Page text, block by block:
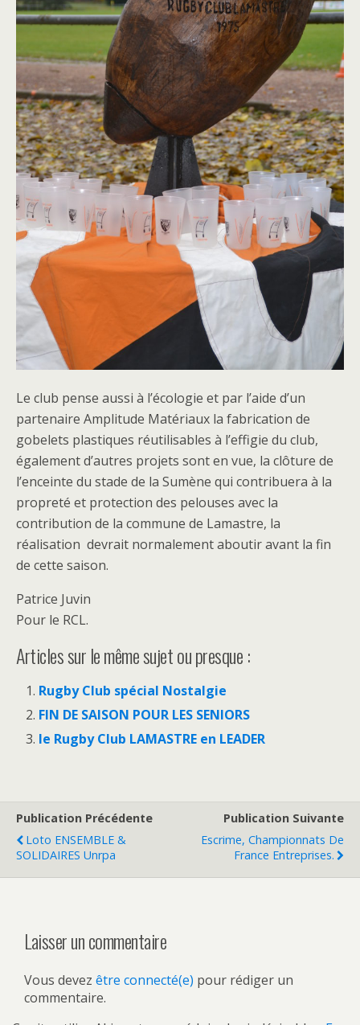
Le club pense aussi à l’écologie et par l’aide d’un
partenaire Amplitude Matériaux la fabrication de
gobelets plastiques réutilisables à l’effigie du club,
également d’autres projets sont en vue, la clôture de
l’enceinte du stade de la Sumène qui contribuera à la
propreté et protection des pelouses avec la
contribution de la commune de Lamastre, la
réalisation devrait normalement aboutir avant la fin
de cette saison.
Patrice Juvin
Pour le RCL.
Articles sur le même sujet ou presque :
Rugby Club spécial Nostalgie
FIN DE SAISON POUR LES SENIORS
le Rugby Club LAMASTRE en LEADER
Publication Précédente
Loto ENSEMBLE &
SOLIDAIRES Unrpa
Publication Suivante
Escrime, Championnats De
France Entreprises.
Laisser un commentaire
Vous devez être connecté(e) pour rédiger un
commentaire.